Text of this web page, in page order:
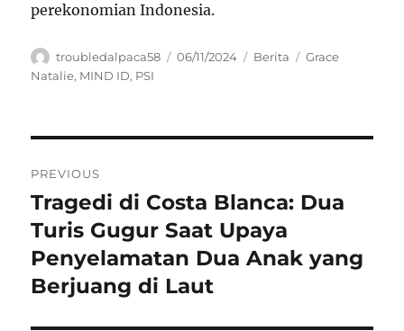
perekonomian Indonesia.
Author
troubledalpaca58
Posted
06/11/2024 Categories
Berita Tags
Grace
Natalie, MIND ID, PSI
pos
PREVIOUS
Previous
post:
Tragedi di Costa Blanca: Dua
Turis Gugur Saat Upaya
Penyelamatan Dua Anak yang
Berjuang di Laut